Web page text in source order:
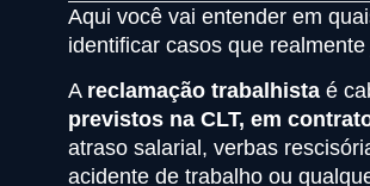
Aqui você vai entender em
identificar casos que
A reclamação trabalhista é
previstos na CLT, em
atraso salarial, verbas
acidente de trabalho ou